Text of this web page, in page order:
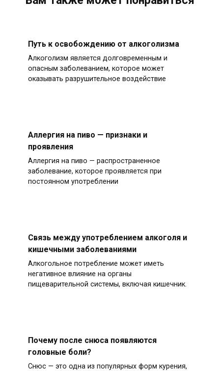
Путь к освобождению от алкоголизма
Алкоголизм является долговременным и
опасным заболеванием, которое может
оказывать разрушительное воздействие
Аллергия на пиво — признаки и
проявления
Аллергия на пиво — распространенное
заболевание, которое проявляется при
постоянном употреблении
Связь между употреблением алкоголя и
кишечными заболеваниями
Алкогольное потребление может иметь
негативное влияние на органы
пищеварительной системы, включая кишечник.
Почему после снюса появляются
головные боли?
Снюс — это одна из популярных форм курения,